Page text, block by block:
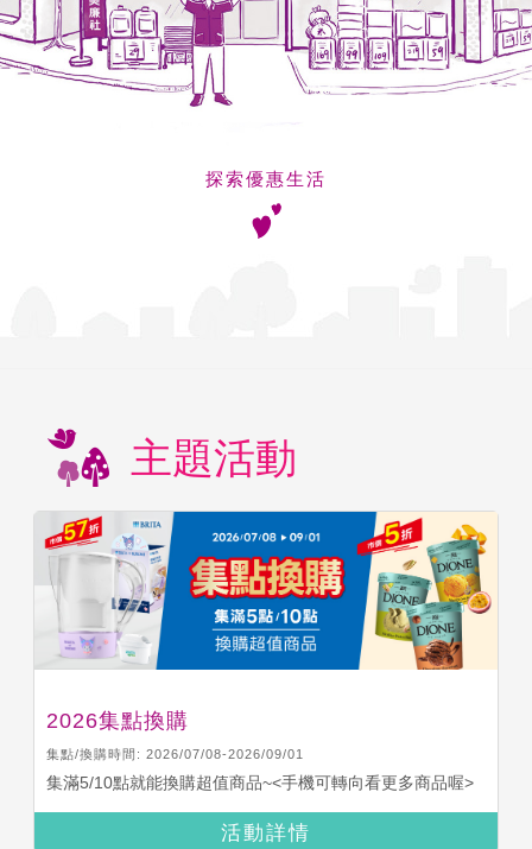
探索優惠生活
主題活動
2026集點換購
集點/換購時間: 2026/07/08-2026/09/01
集滿5/10點就能換購超值商品~<手機可轉向看更多商品喔>
活動詳情